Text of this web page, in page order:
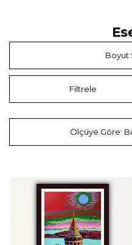
gördüğünü gösterir. Ayrıca, ABD
Yayınevi, Mart 2025’te
Ecevit’in eserlerinden birini seçti. Bu
uluslararası kitap pazarında
Amazon ve Good Reads gibi dijital
hayal gücüyle yeniden şekillenen
heyecanlandıran, hatta mutlu eden
sergilerinin yanı sıra ulusal ve
temsil etmeye devam ederken,
hedefiyle üretimlerine devam
Boyut
Filtrele
Ölçüye Göre: